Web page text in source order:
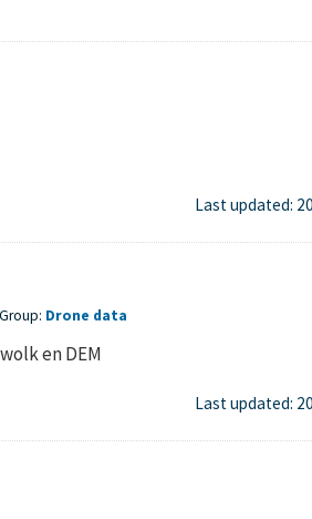
Last updated:
Group: Drone data
en DEM
Last updated: